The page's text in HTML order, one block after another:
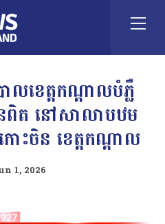
ាលខេត្តកណ្ដាលបំភ្លឺ
ពិត នៅសាលាបឋម
ះចិន ខេត្តកណ្តាល
1, 2026